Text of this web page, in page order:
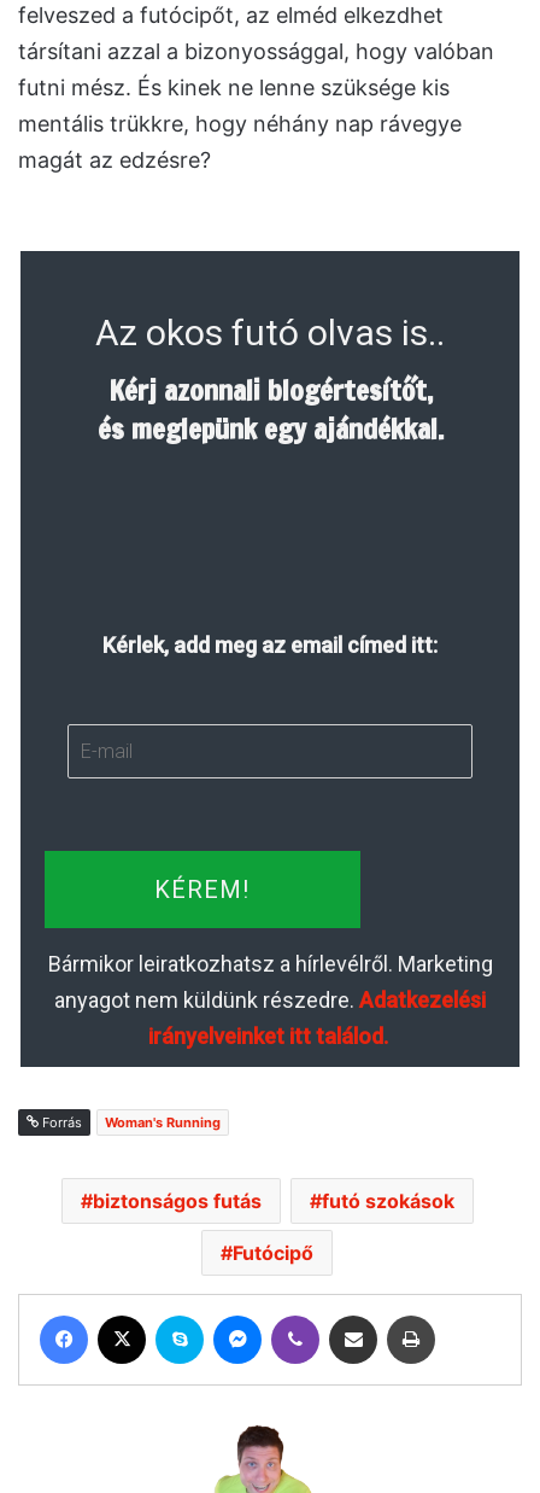
felveszed a futócipőt, az elméd elkezdhet
társítani azzal a bizonyossággal, hogy valóban
futni mész. És kinek ne lenne szüksége kis
mentális trükkre, hogy néhány nap rávegye
magát az edzésre?
Az okos futó olvas is..
Kérj azonnali blogértesítőt,
és meglepünk egy ajándékkal.
Kérlek, add meg az email címed itt:
KÉREM!
Bármikor leiratkozhatsz a hírlevélről. Marketing
anyagot nem küldünk részedre. Adatkezelési
irányelveinket itt találod.
Forrás Woman's Running
biztonságos futás futó szokások
Futócipő